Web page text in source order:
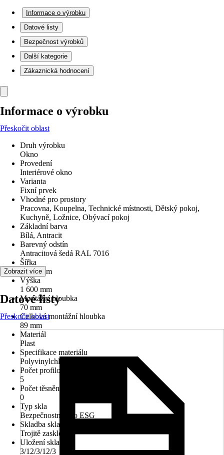
Informace o výrobku
Datové listy
Bezpečnost výrobků
Další kategorie
Zákaznická hodnocení
Informace o výrobku
Přeskočit oblast
Druh výrobku
Okno
Provedení
Interiérové okno
Varianta
Fixní prvek
Vhodné pro prostory
Pracovna, Koupelna, Technické místnosti, Dětský pokoj,
Kuchyně, Ložnice, Obývací pokoj
Základní barva
Bílá, Antracit
Barevný odstín
Antracitová šedá RAL 7016
Šířka
1 150 mm
Výška
1 600 mm
Montážní hloubka
70 mm
Celková montážní hloubka
89 mm
Materiál
Plast
Specifikace materiálu
Polyvinylchlorid (PVC)
Počet profilových komor
5
Počet těsnění
0
Typ skla
Bezpečnostní sklo ESG
Skladba skla
Trojitě zasklené
Uložení skla
3/12/3/12/3
Zobrazit více
Datové listy
Přeskočit oblast